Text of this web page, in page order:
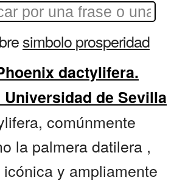
simbolo prosperidad
dactylifera.
de Sevilla
comúnmente
la palmera datilera ,
y ampliamente